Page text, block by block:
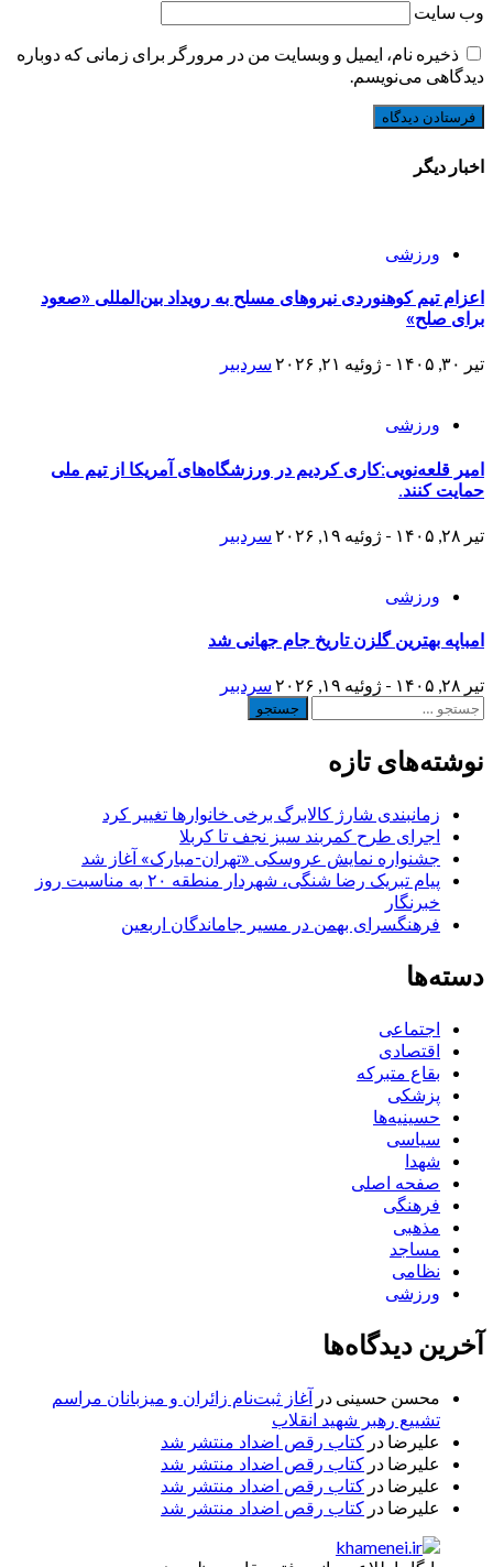
وب‌ سایت
ذخیره نام، ایمیل و وبسایت من در مرورگر برای زمانی که دوباره
دیدگاهی می‌نویسم.
اخبار دیگر
ورزشی
اعزام تیم کوهنوردی نیروهای مسلح به رویداد بین‌المللی «صعود
برای صلح»
تیر ۳۰, ۱۴۰۵ - ژوئیه ۲۱, ۲۰۲۶ سردبیر
ورزشی
امیر قلعه‌نویی:کاری کردیم در ورزشگاه‌های آمریکا از تیم ملی
حمایت کنند.
تیر ۲۸, ۱۴۰۵ - ژوئیه ۱۹, ۲۰۲۶ سردبیر
ورزشی
امباپه بهترین گلزن تاریخ جام جهانی شد
تیر ۲۸, ۱۴۰۵ - ژوئیه ۱۹, ۲۰۲۶
سردبیر
جستجو
نوشته‌های تازه
زمانبندی شارژ کالابرگ برخی خانوارها تغییر کرد
اجرای طرح کمربند سبز نجف تا کربلا
جشنواره نمایش عروسکی «تهران-مبارک» آغاز شد
پیام تبریک رضا شنگی، شهردار منطقه ۲۰ به مناسبت روز
خبرنگار
فرهنگسرای بهمن در مسیر جاماندگان اربعین
دسته‌ها
اجتماعی
اقتصادی
بقاع متبرکه
پزشکی
حسینیه‌ها
سیاسی
شهدا
صفحه اصلی
فرهنگی
مذهبی
مساجد
نظامی
ورزشی
آخرین دیدگاه‌ها
محسن حسینی در آغاز ثبت‌نام زائران و میزبانان مراسم
تشییع رهبر شهید انقلاب
علیرضا در کتاب رقص اضداد منتشر شد
علیرضا در کتاب رقص اضداد منتشر شد
علیرضا در کتاب رقص اضداد منتشر شد
علیرضا در کتاب رقص اضداد منتشر شد